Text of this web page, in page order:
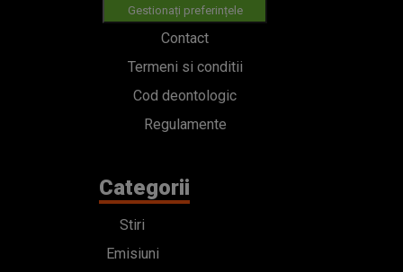
Gestionați preferințele
Contact
Termeni si conditii
Cod deontologic
Regulamente
Categorii
Stiri
Emisiuni